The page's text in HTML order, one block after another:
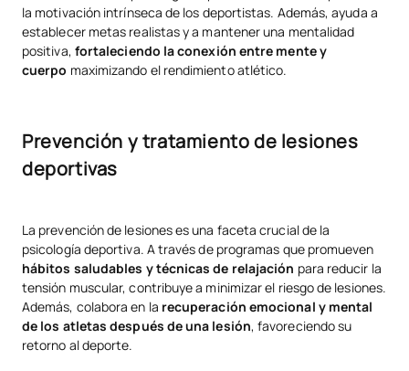
la motivación intrínseca de los deportistas. Además, ayuda a
establecer metas realistas y a mantener una mentalidad
positiva, fortaleciendo la conexión entre mente y
cuerpo maximizando el rendimiento atlético.
Prevención y tratamiento de lesiones
deportivas
La prevención de lesiones es una faceta crucial de la
psicología deportiva. A través de programas que promueven
hábitos saludables y técnicas de relajación para reducir la
tensión muscular, contribuye a minimizar el riesgo de lesiones.
Además, colabora en la recuperación emocional y mental
de los atletas después de una lesión, favoreciendo su
retorno al deporte.